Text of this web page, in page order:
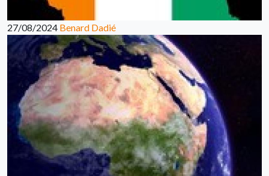
27/08/2024 Benard Dadié